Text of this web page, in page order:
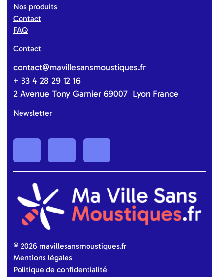
Nos produits
Contact
FAQ
Contact
contact@mavillesansmoustiques.fr
+ 33 4 28 29 12 16
2 Avenue Tony Garnier 69007 Lyon France
Newsletter
© 2026 mavillesansmoustiques.fr
Mentions légales
Politique de confidentialité